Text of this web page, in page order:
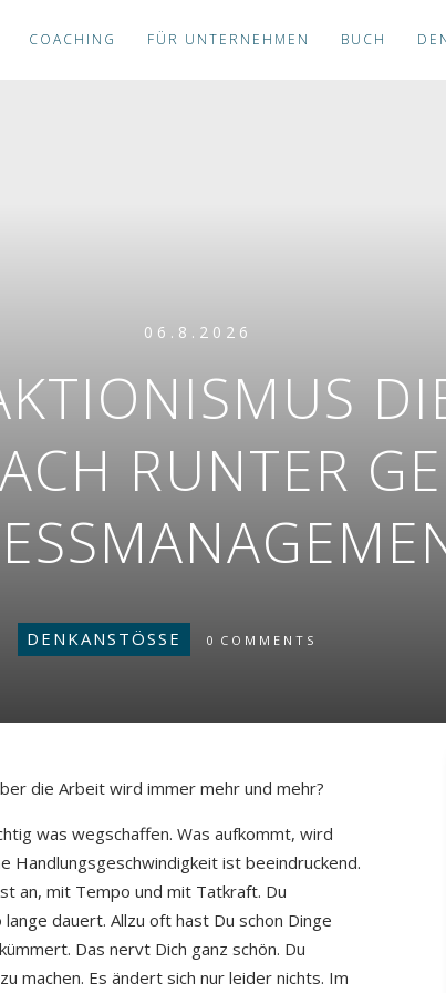
COACHING FÜR UNTERNEHMEN BUCH
06.8.2026
RUNTER
DENKANSTÖSSE 0 COMMENTS
die Arbeit wird immer mehr und mehr?
was wegschaffen. Was aufkommt, wird
Handlungsgeschwindigkeit ist beeindruckend.
an, mit Tempo und mit Tatkraft. Du
dauert. Allzu oft hast Du schon Dinge
Das nervt Dich ganz schön. Du
machen. Es ändert sich nur leider nichts. Im